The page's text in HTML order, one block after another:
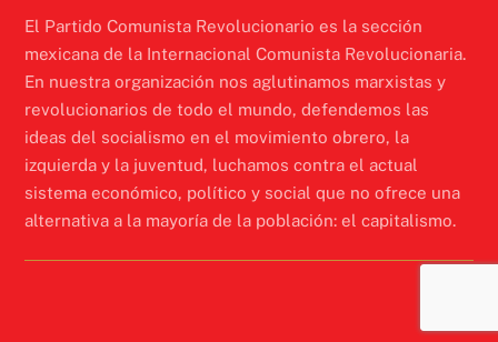
El Partido Comunista Revolucionario es la sección
mexicana de la Internacional Comunista Revolucionaria.
En nuestra organización nos aglutinamos marxistas y
revolucionarios de todo el mundo, defendemos las
ideas del socialismo en el movimiento obrero, la
izquierda y la juventud, luchamos contra el actual
sistema económico, político y social que no ofrece una
alternativa a la mayoría de la población: el capitalismo.